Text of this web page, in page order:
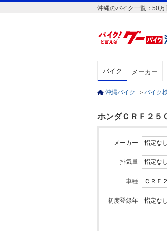
沖縄のバイク一覧：50
バイク メーカー
沖縄バイク ＞ バイク
ホンダＣＲＦ２
メーカー
排気量
車種
初度登録年